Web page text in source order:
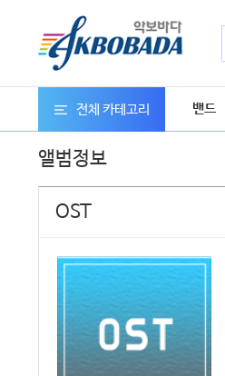
전체 카테고리 밴드
앨범정보
OST